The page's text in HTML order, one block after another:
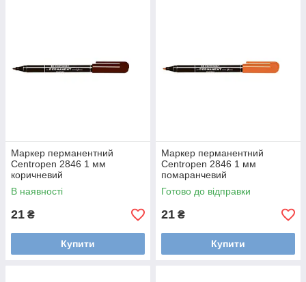
Маркер перманентний
Centropen 2846 1 мм
коричневий
В наявності
21 ₴
Купити
Маркер перманентний
Centropen 2846 1 мм
помаранчевий
Готово до відправки
21 ₴
Купити